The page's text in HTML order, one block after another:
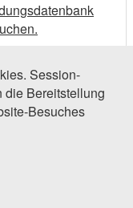
Session-
die Bereitstellung
Besuches